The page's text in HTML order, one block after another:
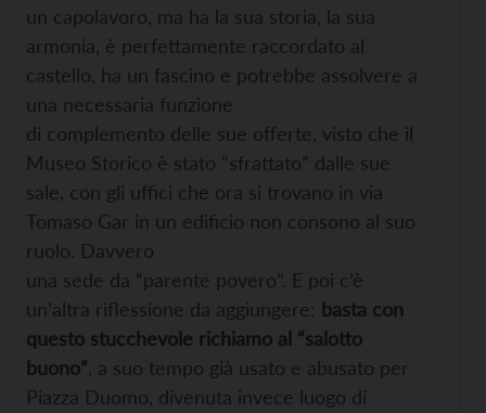
un capolavoro, ma ha la sua storia, la sua
armonia, è perfettamente raccordato al
castello, ha un fascino e potrebbe assolvere a
una necessaria funzione
di complemento delle sue offerte, visto che il
Museo Storico è stato “sfrattato” dalle sue
sale, con gli uffici che ora si trovano in via
Tomaso Gar in un edificio non consono al suo
ruolo. Davvero
una sede da “parente povero”. E poi c’è
un’altra riflessione da aggiungere: basta con
questo stucchevole richiamo al “salotto
buono” , a suo tempo già usato e abusato per
Piazza Duomo, divenuta invece luogo di